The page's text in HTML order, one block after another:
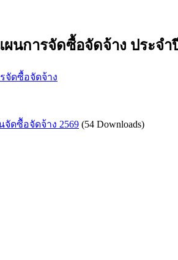
ผนการจัดซื้อจัดจ้าง ประจ
จัดซื้อจัดจ้าง
ดซืัอจัดจ้าง 2569 (54 Downloads)